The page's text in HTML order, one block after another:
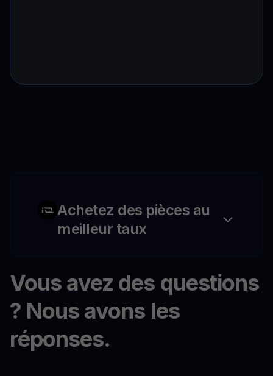
Achetez des pièces au
meilleur taux
Vous avez des questions
? Nous avons les
réponses.